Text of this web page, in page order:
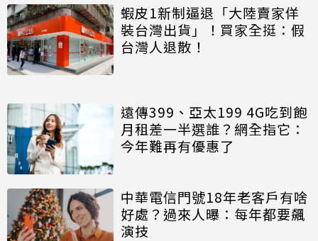
蝦皮1新制逼退「大陸賣家佯
裝台灣出貨」！買家全挺：假
台灣人退散！
遠傳399、亞太199 4G吃到飽
月租差一半選誰？網全指它：
今年難再有優惠了
中華電信門號18年老客戶有啥
好處？過來人曝：每年都要飆
演技